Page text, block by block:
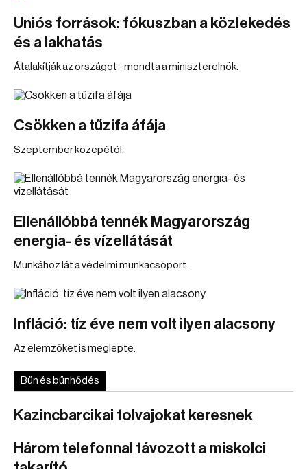
Uniós források: fókuszban a közlekedés
és a lakhatás
Átalakítják az országot - mondta a miniszterelnök.
Csökken a tűzifa áfája
Szeptember közepétől.
Ellenállóbbá tennék Magyarország
energia- és vízellátását
Munkához lát a védelmi munkacsoport.
Infláció: tíz éve nem volt ilyen alacsony
Az elemzőket is meglepte.
Bűn és bűnhődés
Kazincbarcikai tolvajokat keresnek
Három telefonnal távozott a miskolci